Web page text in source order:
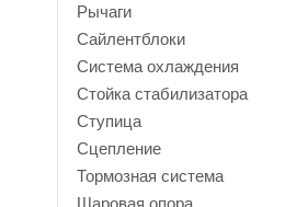
Рычаги
Сайлентблоки
Система охлаждения
Стойка стабилизатора
Ступица
Сцепление
Тормозная система
Шаровая опора